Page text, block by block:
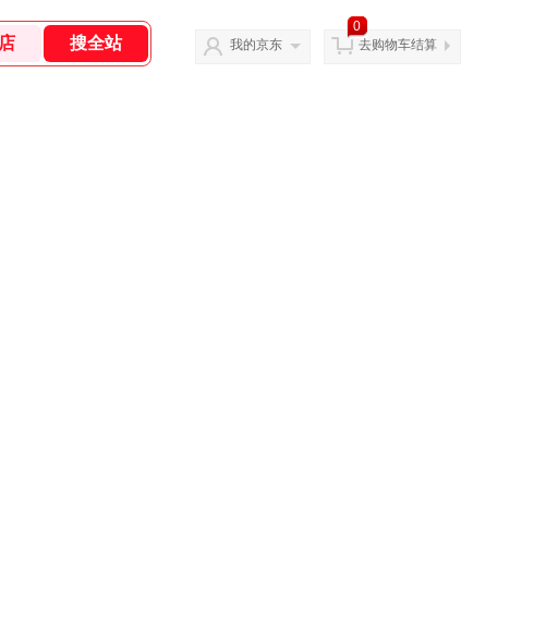
我的京东
0
去购物车结算